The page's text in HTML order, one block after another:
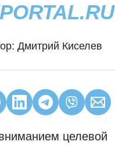
Дмитрий Киселев
целевой